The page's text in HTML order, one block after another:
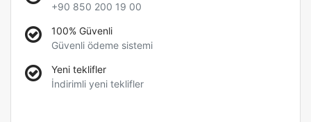
+90 850 200 19 00
100% Güvenli
Güvenli ödeme sistemi
Yeni teklifler
İndirimli yeni teklifler